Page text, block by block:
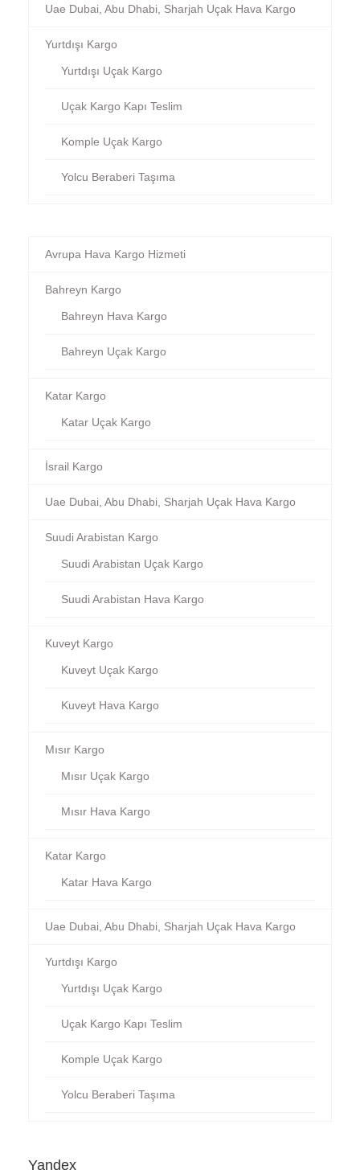
Uae Dubai, Abu Dhabi, Sharjah Uçak Hava Kargo
Yurtdışı Kargo
Yurtdışı Uçak Kargo
Uçak Kargo Kapı Teslim
Komple Uçak Kargo
Yolcu Beraberi Taşıma
Avrupa Hava Kargo Hizmeti
Bahreyn Kargo
Bahreyn Hava Kargo
Bahreyn Uçak Kargo
Katar Kargo
Katar Uçak Kargo
İsrail Kargo
Uae Dubai, Abu Dhabi, Sharjah Uçak Hava Kargo
Suudi Arabistan Kargo
Suudi Arabistan Uçak Kargo
Suudi Arabistan Hava Kargo
Kuveyt Kargo
Kuveyt Uçak Kargo
Kuveyt Hava Kargo
Mısır Kargo
Mısır Uçak Kargo
Mısır Hava Kargo
Katar Kargo
Katar Hava Kargo
Uae Dubai, Abu Dhabi, Sharjah Uçak Hava Kargo
Yurtdışı Kargo
Yurtdışı Uçak Kargo
Uçak Kargo Kapı Teslim
Komple Uçak Kargo
Yolcu Beraberi Taşıma
Yandex